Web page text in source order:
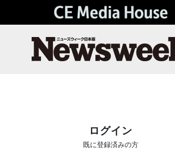
ログイン
既に登録済みの方